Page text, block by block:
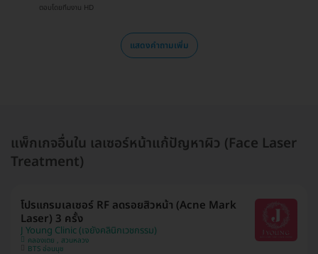
ตอบโดยทีมงาน HD
แสดงคำถามเพิ่ม
แพ็กเกจอื่นใน เลเซอร์หน้าแก้ปัญหาผิว (Face Laser
Treatment)
โปรแกรมเลเซอร์ RF ลดรอยสิวหน้า (Acne Mark
Laser) 3 ครั้ง
J Young Clinic (เจยังคลินิกเวชกรรม)
คลองเตย , สวนหลวง
BTS อ่อนนุช